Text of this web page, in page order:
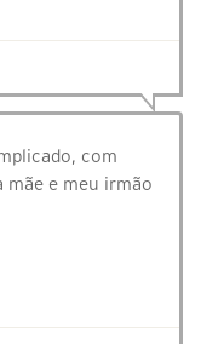
com
mãe e meu irmão